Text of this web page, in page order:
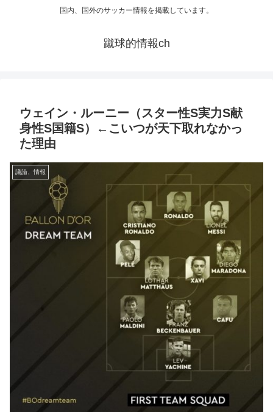
国内、国外のサッカー情報を掲載しています。
蹴球的情報ch
ウェイン・ルーニー（スター性S実力S献
身性S国籍S）←こいつが天下取れなかっ
た理由
議論、情報